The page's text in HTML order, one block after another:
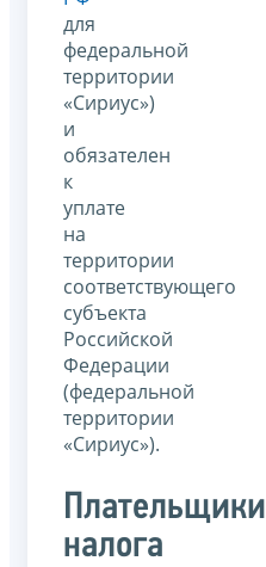
для
федеральной
территории
«Сириус»)
и
обязателен
к
уплате
на
территории
соответствующего
субъекта
Российской
Федерации
(федеральной
территории
«Сириус»).
Плательщики
налога